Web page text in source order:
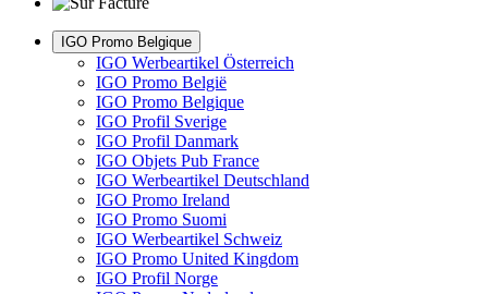
IGO Promo Belgique
IGO Werbeartikel Österreich
IGO Promo België
IGO Promo Belgique
IGO Profil Sverige
IGO Profil Danmark
IGO Objets Pub France
IGO Werbeartikel Deutschland
IGO Promo Ireland
IGO Promo Suomi
IGO Werbeartikel Schweiz
IGO Promo United Kingdom
IGO Profil Norge